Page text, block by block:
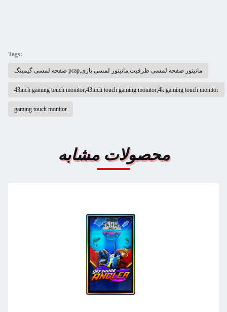
Tags:
صفحه لمسی گیمینگ pcap,مانیتور صفحه لمسی ظرفیت,مانیتور لمسی بازی
43inch gaming touch monitor,43inch touch gaming monitor,4k gaming touch monitor
gaming touch monitor
محصولات مشابه